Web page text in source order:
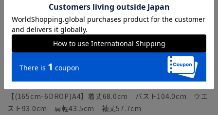
【(170cm-8DROP)YA5】着丈70.0cm バスト103.0cm ウ
エスト92.0cm 肩幅43.6cm 袖丈59.2cm
【(175cm-8DROP)YA6】着丈72.0cm バスト105.0cm ウ
エスト94.0cm 肩幅44.3cm 袖丈60.7cm
【(160cm-6DROP)A3】着丈66.0cm バスト102.0cm ウエ
スト91.0cm 肩幅42.8cm 袖丈56.2cm
【(165cm-6DROP)A4】着丈68.0cm バスト104.0cm ウエ
スト93.0cm 肩幅43.5cm 袖丈57.7cm